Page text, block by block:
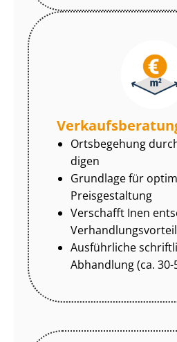
Ortsbegehung
di­gen
Grundlage für
Preisgestaltung
Verschafft Inen
Ausführliche
Abhandlung (ca. 30-